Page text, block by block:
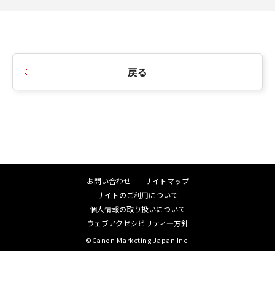
戻る
お問い合わせ
サイトマップ
サイトのご利用について
個人情報の取り扱いについて
ウェブアクセシビリティ―方針
©Canon Marketing Japan Inc.